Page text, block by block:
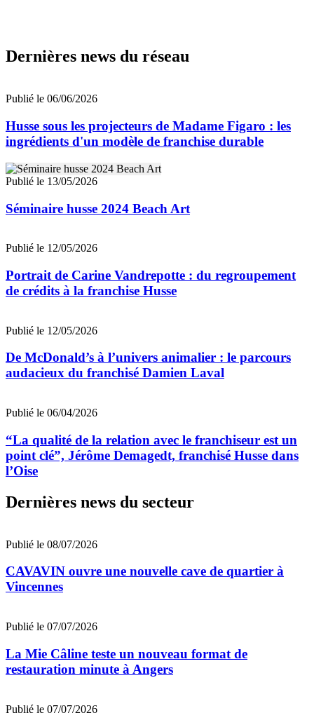
Dernières news du réseau
Publié le 06/06/2026
Husse sous les projecteurs de Madame Figaro : les
ingrédients d'un modèle de franchise durable
Publié le 13/05/2026
Séminaire husse 2024 Beach Art
Publié le 12/05/2026
Portrait de Carine Vandrepotte : du regroupement
de crédits à la franchise Husse
Publié le 12/05/2026
De McDonald’s à l’univers animalier : le parcours
audacieux du franchisé Damien Laval
Publié le 06/04/2026
“La qualité de la relation avec le franchiseur est un
point clé”, Jérôme Demagedt, franchisé Husse dans
l’Oise
Dernières news du secteur
Publié le 08/07/2026
CAVAVIN ouvre une nouvelle cave de quartier à
Vincennes
Publié le 07/07/2026
La Mie Câline teste un nouveau format de
restauration minute à Angers
Publié le 07/07/2026